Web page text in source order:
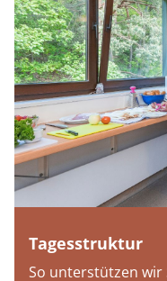
Tagesstruktur
So unterstützen wir